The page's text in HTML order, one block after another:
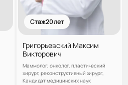
Стаж 20 лет
Григорьевский Максим
Викторович
Маммолог, онколог, пластический
хирург, реконструктивный хирург,
Кандидат медицинских наук